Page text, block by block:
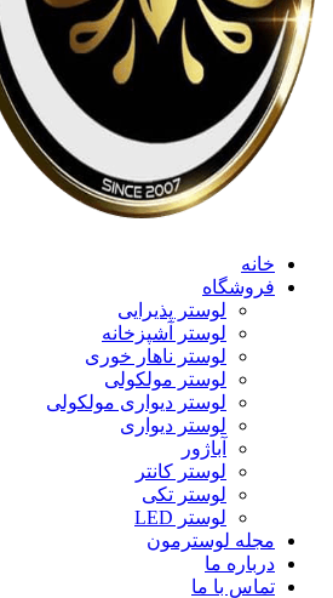
خانه
فروشگاه
لوستر پذیرایی
لوستر آشپزخانه
لوستر ناهار خوری
لوستر مولکولی
لوستر دیواری مولکولی
لوستر دیواری
آباژور
لوستر کانتر
لوستر تکی
لوستر LED
مجله لوسترمون
درباره ما
تماس با ما